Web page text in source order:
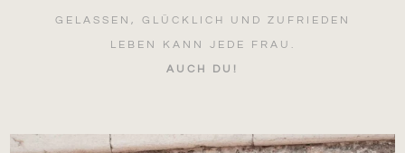
GELASSEN, GLÜCKLICH UND ZUFRIEDEN
LEBEN KANN JEDE FRAU.
AUCH DU!